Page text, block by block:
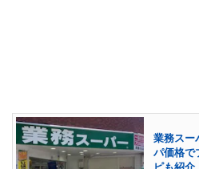
業務スー
パ価格で